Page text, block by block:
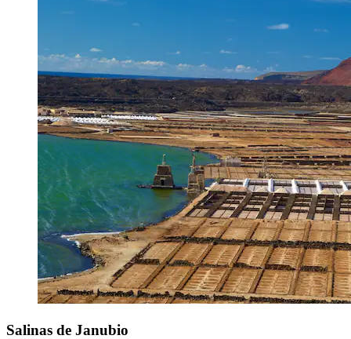
Salinas de Janubio